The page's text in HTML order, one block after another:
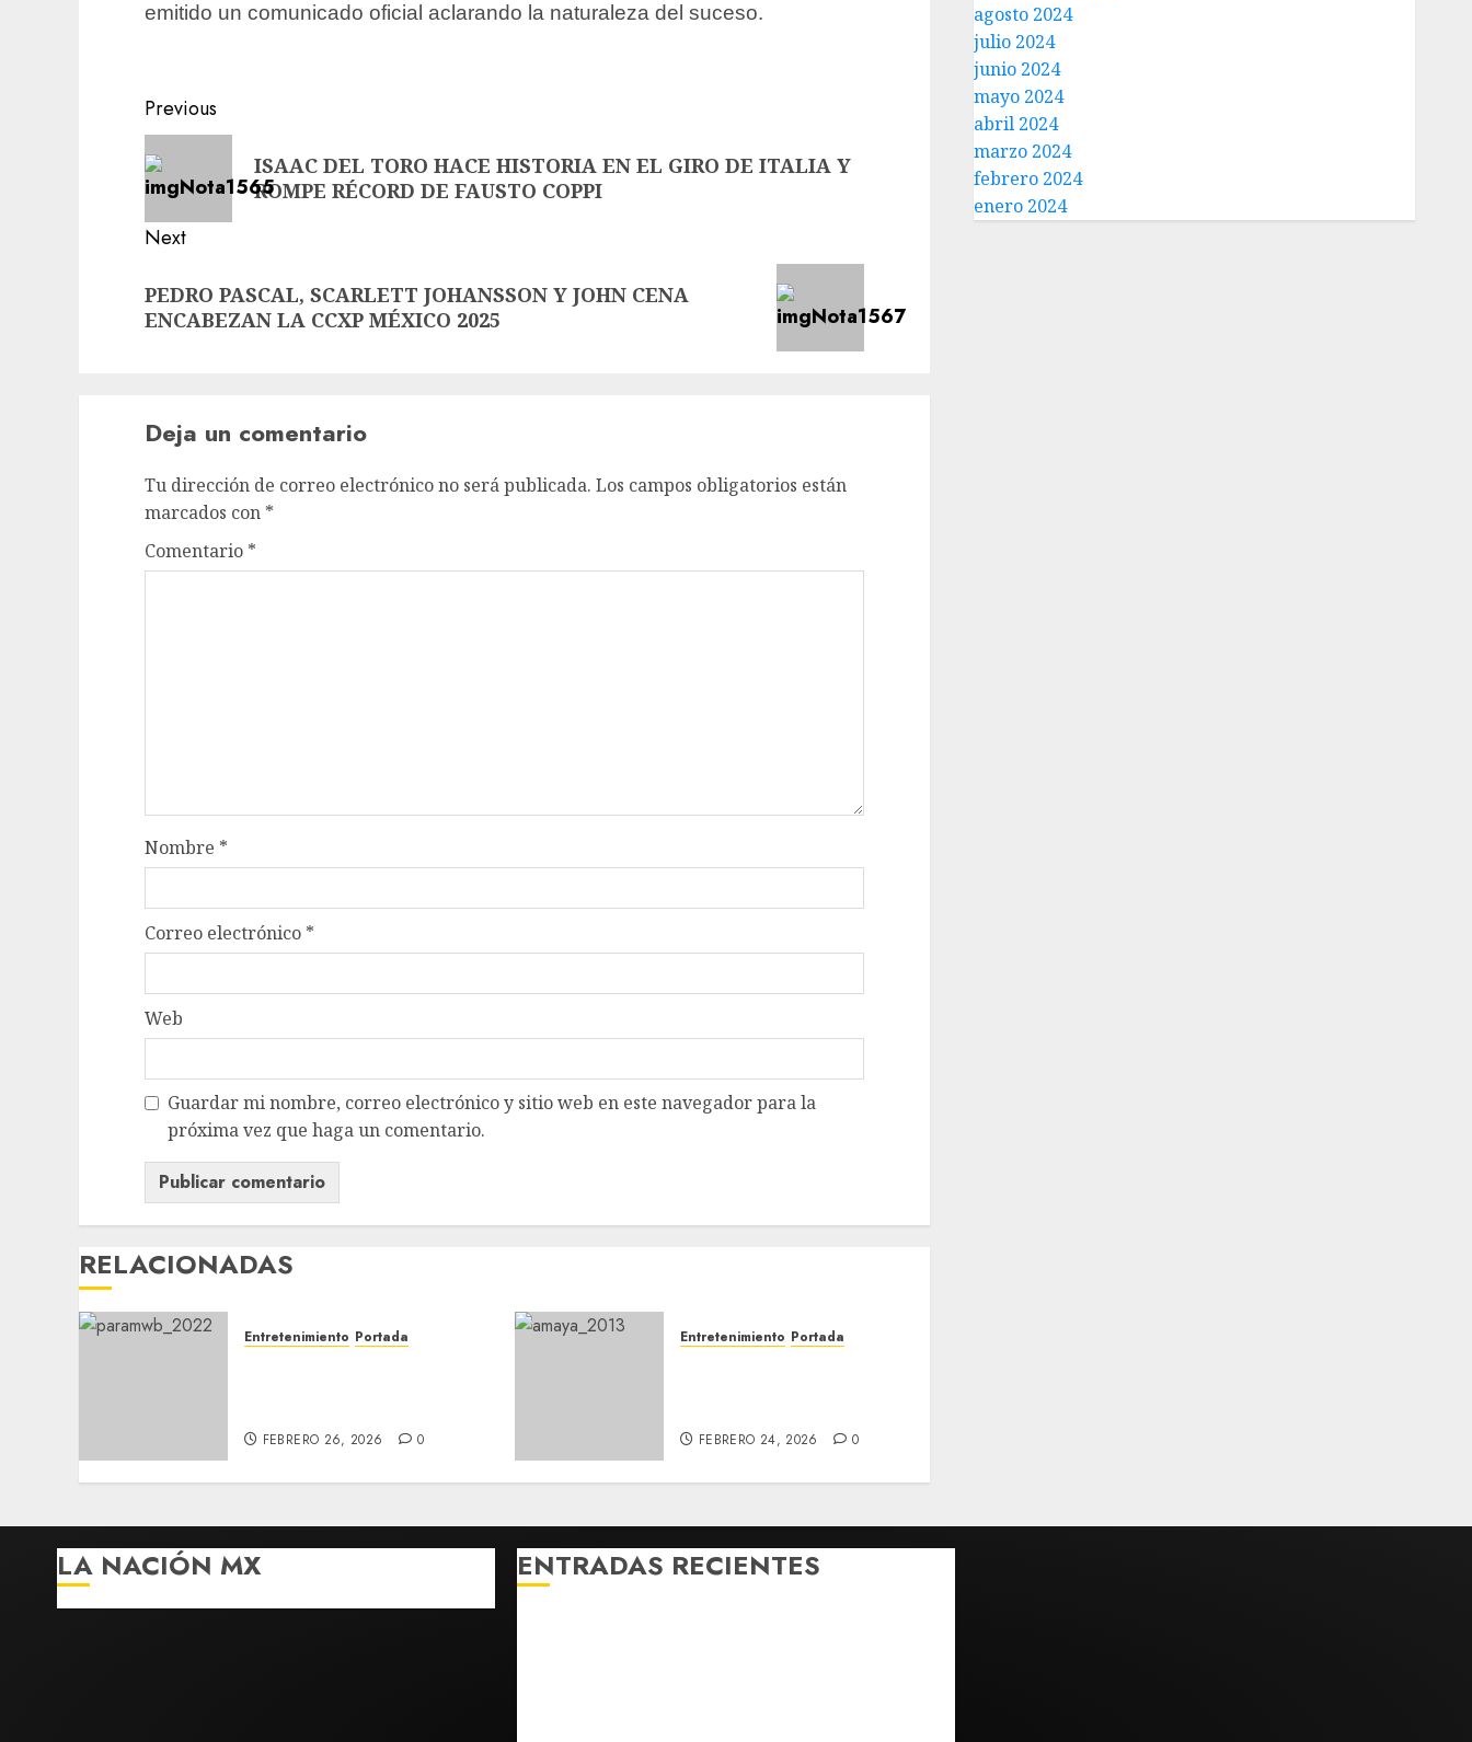
emitido un comunicado oficial aclarando la naturaleza del suceso.
Previous
ISAAC DEL TORO HACE HISTORIA EN EL GIRO DE ITALIA Y
ROMPE RÉCORD DE FAUSTO COPPI
Next
PEDRO PASCAL, SCARLETT JOHANSSON Y JOHN CENA
ENCABEZAN LA CCXP MÉXICO 2025
Deja un comentario
Tu dirección de correo electrónico no será publicada. Los campos obligatorios están
marcados con *
Comentario *
Nombre *
Correo electrónico *
Web
Guardar mi nombre, correo electrónico y sitio web en este navegador para la
próxima vez que haga un comentario.
RELACIONADAS
Entretenimiento Portada
FEBRERO 26, 2026 0
Entretenimiento Portada
FEBRERO 24, 2026 0
agosto 2024
julio 2024
junio 2024
mayo 2024
abril 2024
marzo 2024
febrero 2024
enero 2024
LA NACIÓN MX ENTRADAS RECIENTES